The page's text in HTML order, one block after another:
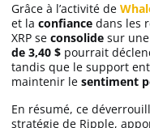
Grâce à l’activité de
et la confiance dans les
XRP se consolide sur
de 3,40 $ pourrait
tandis que le support
maintenir le sentiment
En résumé, ce
stratégie de Ripple,